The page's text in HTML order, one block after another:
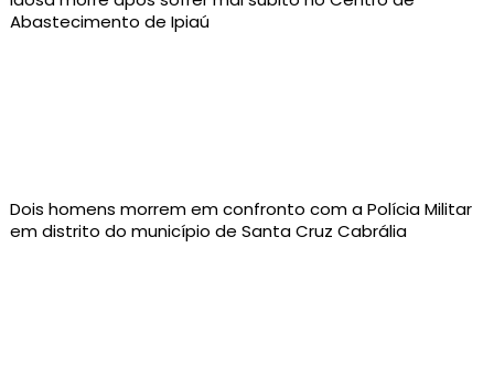
Abastecimento de Ipiaú
Dois homens morrem em confronto com a Polícia Militar
em distrito do município de Santa Cruz Cabrália